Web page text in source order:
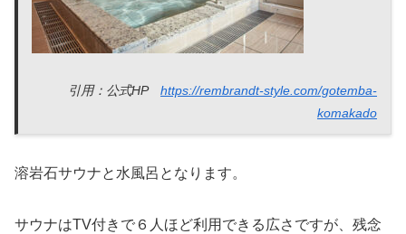
引用：公式HP https://rembrandt-style.com/gotemba-
komakado
溶岩石サウナと水風呂となります。
サウナはTV付きで６人ほど利用できる広さですが、残念